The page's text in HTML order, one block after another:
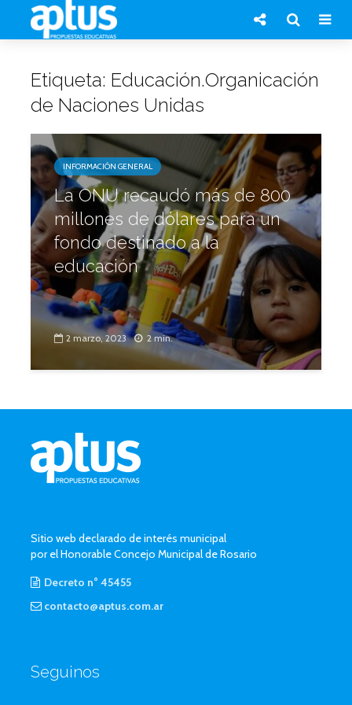
Etiqueta: Educación.Organicación
de Naciones Unidas
INFORMACIÓN GENERAL
La ONU recaudó más de 800
millones de dólares para un
fondo destinado a la
educación
2 marzo, 2023 2 min.
Sitio web declarado de interés municipal
por el Honorable Concejo Municipal de Rosario
Decreto n° 45455
contacto@aptus.com.ar
Seguinos